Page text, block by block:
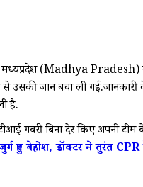
मध्यप्रदेश (Madhya Pradesh) के
उसकी जान बचा ली
है.
गवरी बिना देर किए अपनी
हुए बेहोश, डॉक्टर ने तुरंत